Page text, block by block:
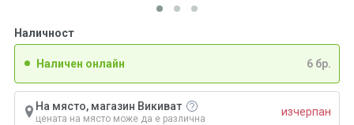
Наличност
Наличен онлайн 6 бр.
На място, магазин Викиват
цената на място може да е различна
изчерпан